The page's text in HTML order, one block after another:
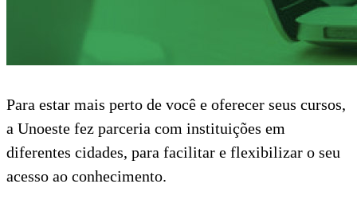
Para estar mais perto de você e oferecer seus cursos,
a Unoeste fez parceria com instituições em
diferentes cidades, para facilitar e flexibilizar o seu
acesso ao conhecimento.